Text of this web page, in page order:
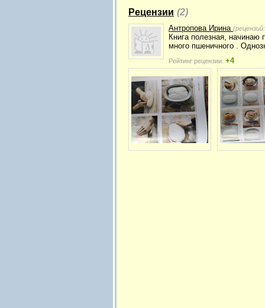
Рецензии (2)
Антропова Ирина
Книга полезная, начинаю
много пшеничного .
Рейтинг рецензии: +4